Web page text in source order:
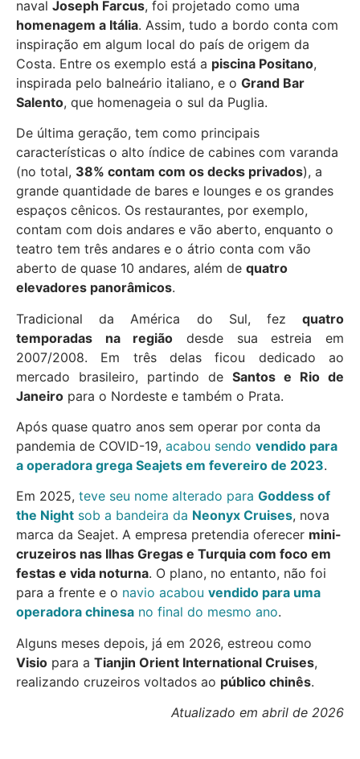
naval Joseph Farcus, foi projetado como uma
homenagem a Itália. Assim, tudo a bordo conta com
inspiração em algum local do país de origem da
Costa. Entre os exemplo está a piscina Positano,
inspirada pelo balneário italiano, e o Grand Bar
Salento, que homenageia o sul da Puglia.
De última geração, tem como principais
características o alto índice de cabines com varanda
(no total, 38% contam com os decks privados), a
grande quantidade de bares e lounges e os grandes
espaços cênicos. Os restaurantes, por exemplo,
contam com dois andares e vão aberto, enquanto o
teatro tem três andares e o átrio conta com vão
aberto de quase 10 andares, além de quatro
elevadores panorâmicos.
Tradicional da América do Sul, fez quatro
temporadas na região desde sua estreia em
2007/2008. Em três delas ficou dedicado ao
mercado brasileiro, partindo de Santos e Rio de
Janeiro para o Nordeste e também o Prata.
Após quase quatro anos sem operar por conta da
pandemia de COVID-19, acabou sendo vendido para
a operadora grega Seajets em fevereiro de 2023.
Em 2025, teve seu nome alterado para Goddess of
the Night sob a bandeira da Neonyx Cruises, nova
marca da Seajet. A empresa pretendia oferecer mini-
cruzeiros nas Ilhas Gregas e Turquia com foco em
festas e vida noturna. O plano, no entanto, não foi
para a frente e o navio acabou vendido para uma
operadora chinesa no final do mesmo ano.
Alguns meses depois, já em 2026, estreou como
Visio para a Tianjin Orient International Cruises,
realizando cruzeiros voltados ao público chinês.
Atualizado em abril de 2026